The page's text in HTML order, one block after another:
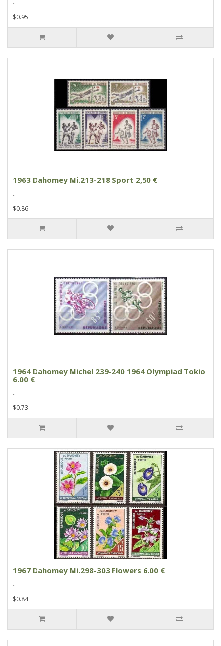
..
$0.95
1963 Dahomey Mi.213-218 Sport 2,50 €
..
$0.86
1964 Dahomey Michel 239-240 1964 Olympiad Tokio
6.00 €
..
$0.73
1967 Dahomey Mi.298-303 Flowers 6.00 €
..
$0.84